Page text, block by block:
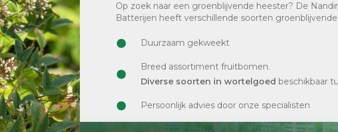
Op zoek naar een groenblijvende heester? De
Batterijen heeft verschillende soorten
Duurzaam gekweekt
Breed assortiment fruitbomen.
Diverse soorten in wortelgoed beschikbaar
Persoonlijk advies door onze specialisten